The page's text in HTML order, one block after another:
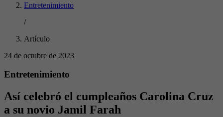
Entretenimiento
/
Artículo
24 de octubre de 2023
Entretenimiento
Así celebró el cumpleaños Carolina Cruz
a su novio Jamil Farah